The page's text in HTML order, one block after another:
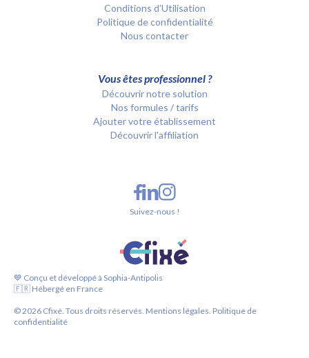
Conditions d’Utilisation
Politique de confidentialité
Nous contacter
Vous êtes professionnel ?
Découvrir notre solution
Nos formules / tarifs
Ajouter votre établissement
Découvrir l'affiliation
💙 Conçu et développé à Sophia-Antipolis
🇫🇷 Hébergé en France
©2026 Cfixé. Tous droits réservés. Mentions légales. Politique de
confidentialité
Suivez-nous !